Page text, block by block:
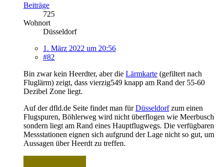
Beiträge
725
Wohnort
Düsseldorf
1. März 2022 um 20:56
#82
Bin zwar kein Heerdter, aber die Lärmkarte (gefiltert nach
Fluglärm) zeigt, dass vierzig549 knapp am Rand der 55-60
Dezibel Zone liegt.
Auf der dfld.de Seite findet man fürDüsseldorfzum einen
Flugspuren, Böhlerweg wird nicht überflogen wie Meerbusch
sondern liegt am Rand eines Hauptflugwegs. Die verfügbaren
Messstationen eignen sich aufgrund der Lage nicht so gut, um
Aussagen über Heerdt zu treffen.